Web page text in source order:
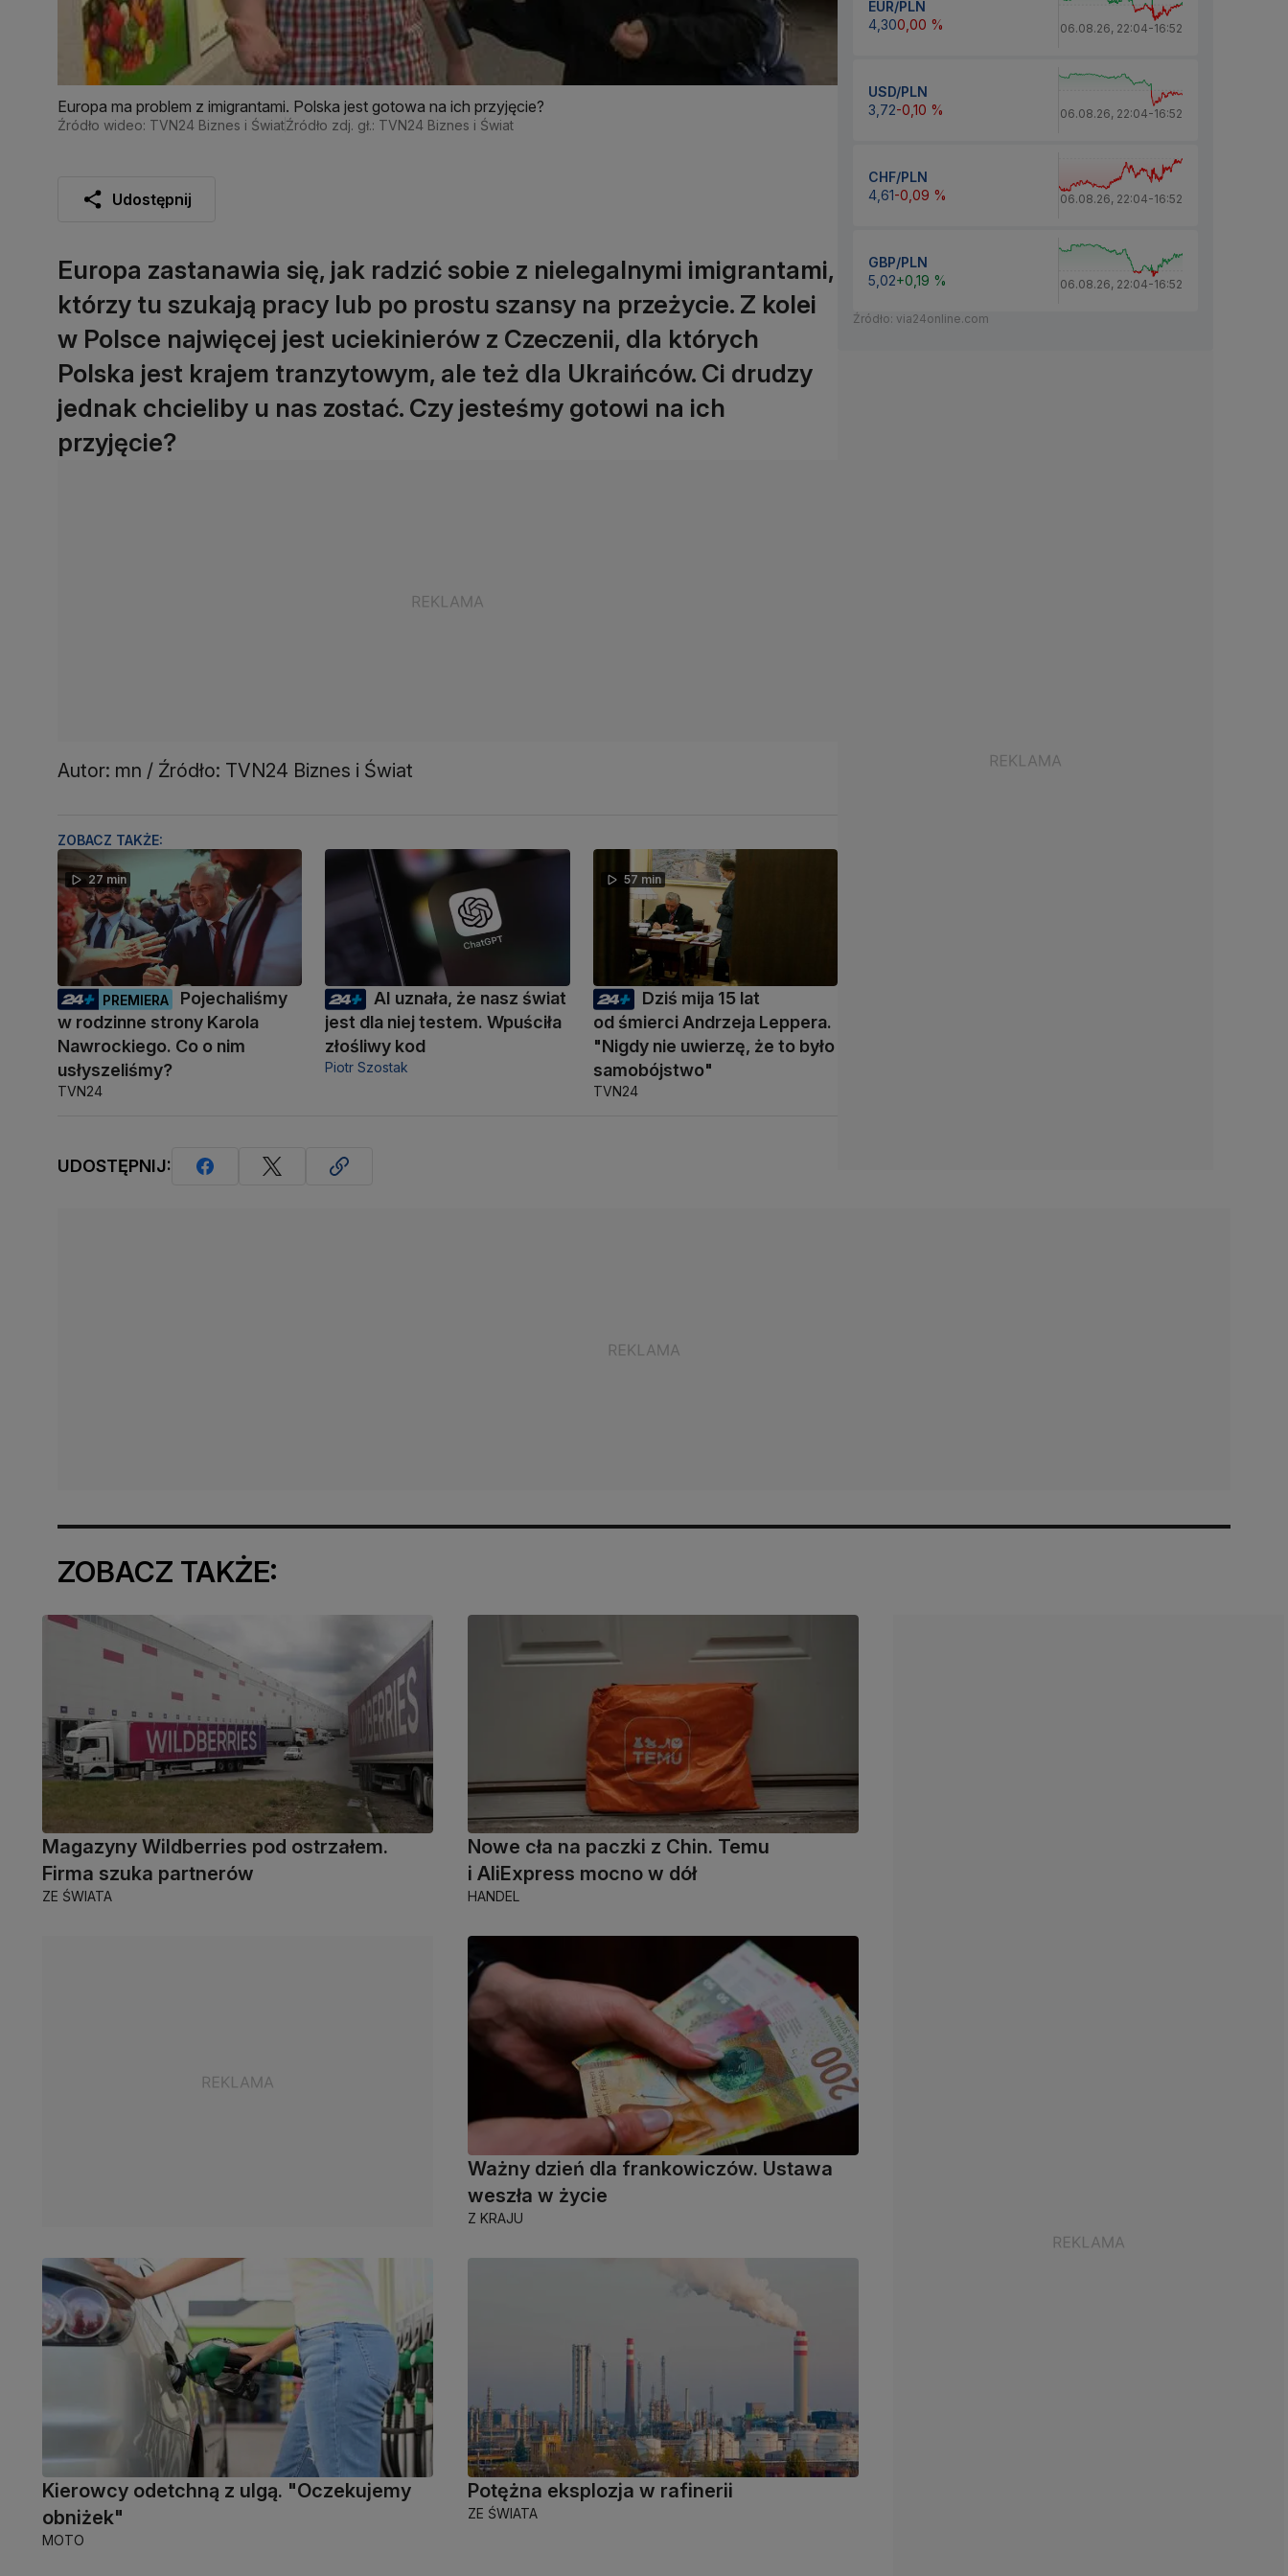
Europa ma problem z imigrantami. Polska jest gotowa na ich przyjęcie?
Źródło wideo: TVN24 Biznes i ŚwiatŹródło zdj. gł.: TVN24 Biznes i Świat
Udostępnij
Europa zastanawia się, jak radzić sobie z nielegalnymi imigrantami,
którzy tu szukają pracy lub po prostu szansy na przeżycie. Z kolei
w Polsce najwięcej jest uciekinierów z Czeczenii, dla których
Polska jest krajem tranzytowym, ale też dla Ukraińców. Ci drudzy
jednak chcieliby u nas zostać. Czy jesteśmy gotowi na ich
przyjęcie?
Autor: mn / Źródło: TVN24 Biznes i Świat
ZOBACZ TAKŻE:
27 min
PREMIERA
Pojechaliśmy
w rodzinne strony Karola
Nawrockiego. Co o nim
usłyszeliśmy?
TVN24
AI uznała, że nasz świat
jest dla niej testem. Wpuściła
złośliwy kod
Piotr Szostak
57 min
Dziś mija 15 lat
od śmierci Andrzeja Leppera.
"Nigdy nie uwierzę, że to było
samobójstwo"
TVN24
UDOSTĘPNIJ:
EUR/PLN
4,300,00 % 06.08.26, 22:04-16:52
USD/PLN
3,72-0,10 % 06.08.26, 22:04-16:52
CHF/PLN
4,61-0,09 % 06.08.26, 22:04-16:52
GBP/PLN
5,02+0,19 % 06.08.26, 22:04-16:52
Źródło: via24online.com
ZOBACZ TAKŻE:
Magazyny Wildberries pod ostrzałem.
Firma szuka partnerów
ZE ŚWIATA
Nowe cła na paczki z Chin. Temu
i AliExpress mocno w dół
HANDEL
Ważny dzień dla frankowiczów. Ustawa
weszła w życie
Z KRAJU
Kierowcy odetchną z ulgą. "Oczekujemy
obniżek"
MOTO
Potężna eksplozja w rafinerii
ZE ŚWIATA